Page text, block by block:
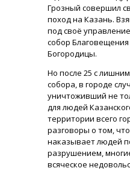
Грозный совершил
поход на Казань.
под своё
собор
Богородицы.
Но после 25 с
собора, в городе
уничтоживший не
для людей
территории всего
разговоры о том,
наказывает людей
разрушением,
всяческое